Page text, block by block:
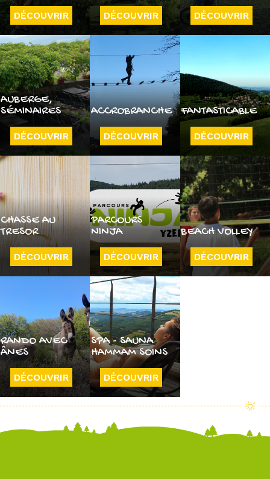
DÉCOUVRIR DÉCOUVRIR DÉCOUVRIR
AUBERGE,
SÉMINAIRES
DÉCOUVRIR
ACCROBRANCHE
DÉCOUVRIR
FANTASTICABLE
DÉCOUVRIR
CHASSE AU
TRESOR
DÉCOUVRIR
PARCOURS
NINJA
DÉCOUVRIR
BEACH VOLLEY
DÉCOUVRIR
RANDO AVEC
ÂNES
DÉCOUVRIR
SPA - SAUNA
HAMMAM SOINS
DÉCOUVRIR